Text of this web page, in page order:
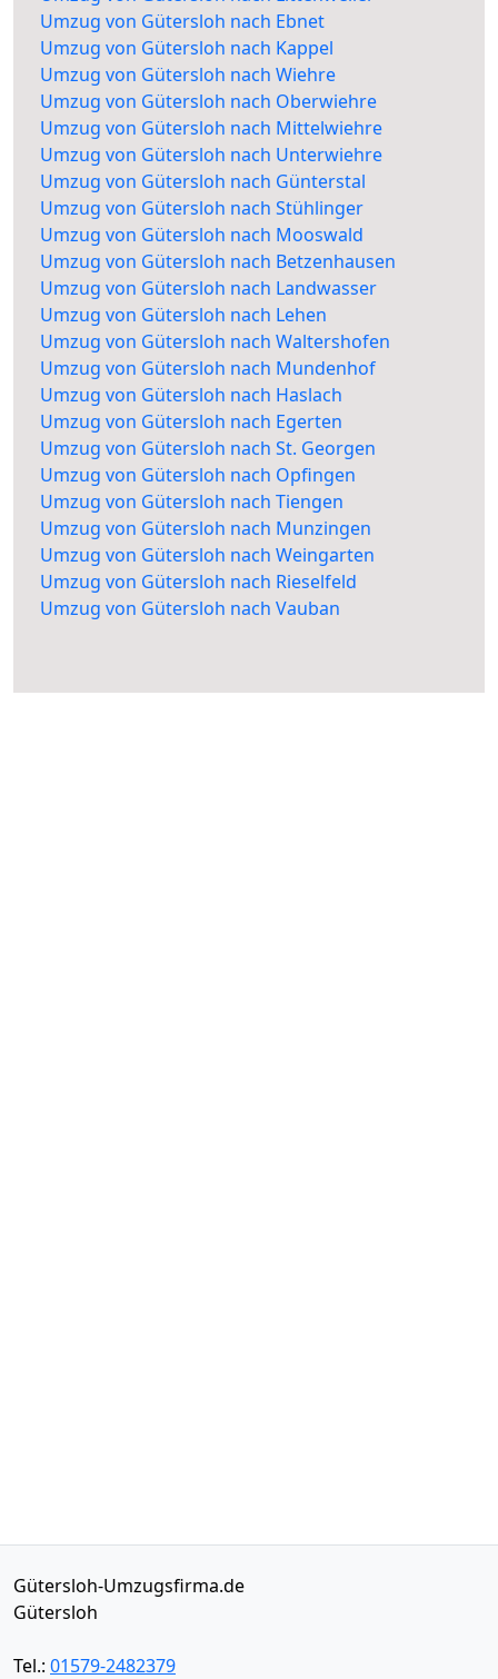
Umzug von Gütersloh nach Ebnet
Umzug von Gütersloh nach Kappel
Umzug von Gütersloh nach Wiehre
Umzug von Gütersloh nach Oberwiehre
Umzug von Gütersloh nach Mittelwiehre
Umzug von Gütersloh nach Unterwiehre
Umzug von Gütersloh nach Günterstal
Umzug von Gütersloh nach Stühlinger
Umzug von Gütersloh nach Mooswald
Umzug von Gütersloh nach Betzenhausen
Umzug von Gütersloh nach Landwasser
Umzug von Gütersloh nach Lehen
Umzug von Gütersloh nach Waltershofen
Umzug von Gütersloh nach Mundenhof
Umzug von Gütersloh nach Haslach
Umzug von Gütersloh nach Egerten
Umzug von Gütersloh nach St. Georgen
Umzug von Gütersloh nach Opfingen
Umzug von Gütersloh nach Tiengen
Umzug von Gütersloh nach Munzingen
Umzug von Gütersloh nach Weingarten
Umzug von Gütersloh nach Rieselfeld
Umzug von Gütersloh nach Vauban
Gütersloh-Umzugsfirma.de
Gütersloh
Tel.: 01579-2482379